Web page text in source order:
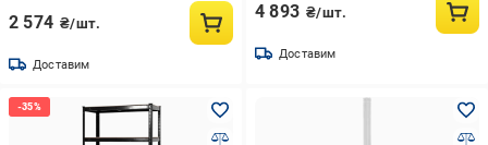
2 574 ₴/шт.
Доставим
4 893 ₴/шт.
Доставим